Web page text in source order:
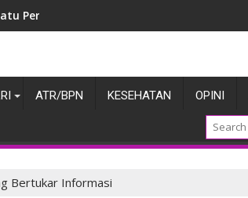
Perwira Terbaiknya
ATR/BPN KESEHATAN OPINI
Bertukar Informasi